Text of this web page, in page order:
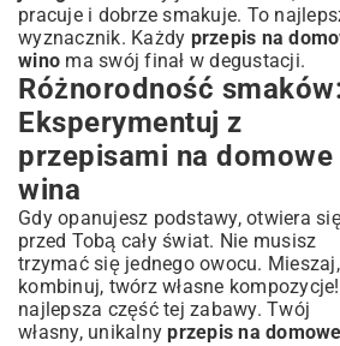
pracuje i dobrze smakuje. To
wyznacznik. Każdy przepis na
wino ma swój finał w degustacji.
Różnorodność
Eksperymentuj z
przepisami na domowe
wina
Gdy opanujesz podstawy, otwiera
przed Tobą cały świat. Nie musisz
trzymać się jednego owocu. Mieszaj,
kombinuj, twórz własne
najlepsza część tej zabawy. Twój
własny, unikalnyprzepis na domowe